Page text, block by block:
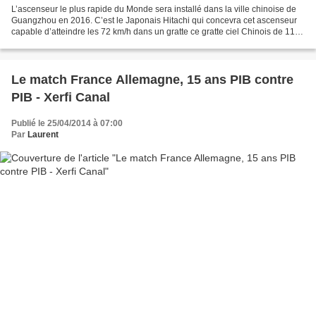
L’ascenseur le plus rapide du Monde sera installé dans la ville chinoise de
Guangzhou en 2016. C’est le Japonais Hitachi qui concevra cet ascenseur
capable d’atteindre les 72 km/h dans un gratte ce gratte ciel Chinois de 111
Le match France Allemagne, 15 ans PIB contre
PIB - Xerfi Canal
Publié le 25/04/2014 à 07:00
Par Laurent